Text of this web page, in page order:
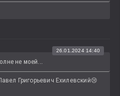
не моей...
26.01.2024 14:40
Григорьевич Ехилевский😢